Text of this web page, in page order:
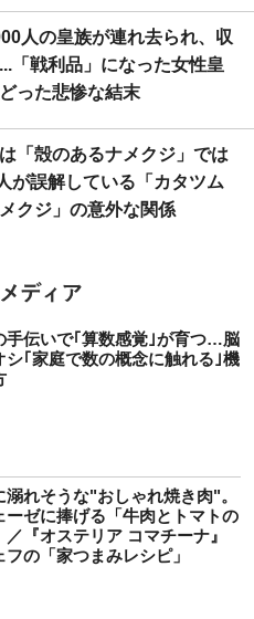
人の皇族が連れ去られ、収
「戦利品」になった女性皇
った悲惨な結末
「殻のあるナメクジ」では
が誤解している「カタツム
クジ」の意外な関係
手伝いで｢算数感覚｣が育つ…脳
シ｢家庭で数の概念に触れる｣機
溺れそうな"おしゃれ焼き肉"。
ーゼに捧げる「牛肉とトマトの
／『オステリア コマチーナ』
の「家つまみレシピ」